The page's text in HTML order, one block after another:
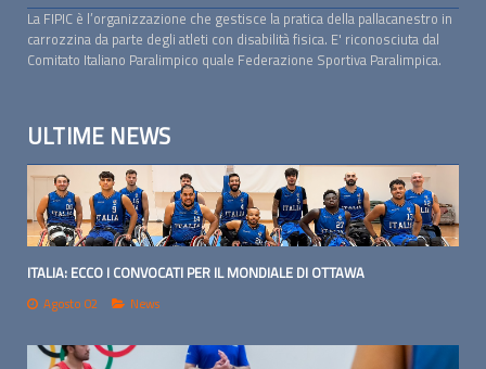
La FIPIC è l’organizzazione che gestisce la pratica della pallacanestro in
carrozzina da parte degli atleti con disabilità fisica. E' riconosciuta dal
Comitato Italiano Paralimpico quale Federazione Sportiva Paralimpica.
ULTIME NEWS
ITALIA: ECCO I CONVOCATI PER IL MONDIALE DI OTTAWA
Agosto 02 News